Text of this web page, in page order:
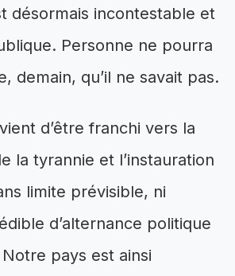
désormais incontestable et
Personne ne pourra
demain, qu’il ne savait pas.
d’être franchi vers la
la tyrannie et l’instauration
limite prévisible, ni
d’alternance politique
pays est ainsi